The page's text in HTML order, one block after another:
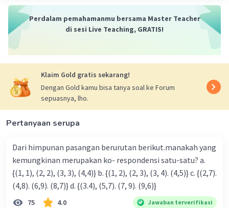
Perdalam pemahamanmu bersama Master Teacher
di sesi Live Teaching, GRATIS!
Klaim Gold gratis sekarang!
Dengan Gold kamu bisa tanya soal ke Forum
sepuasnya, lho.
Pertanyaan serupa
Dari himpunan pasangan berurutan berikut.manakah yang
kemungkinan merupakan ko- respondensi satu-satu? a.
{(1, 1), (2, 2), (3, 3), (4,4)} b. {(1, 2), (2, 3), (3, 4). (4,5)} c. {(2,7).
(4,8). (6,9). (8,7)} d. {(3.4), (5,7). (7, 9). (9,6)}
75 4.0 Jawaban terverifikasi